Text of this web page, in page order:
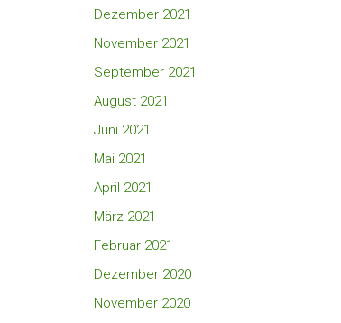
Dezember 2021
November 2021
September 2021
August 2021
Juni 2021
Mai 2021
April 2021
März 2021
Februar 2021
Dezember 2020
November 2020